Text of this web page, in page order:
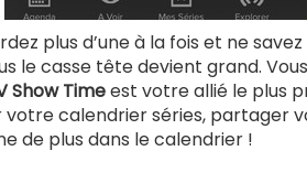
plus d’une à la fois et ne
le casse tête devient grand.
Show Timeest votre allié le plus
votre calendrier séries, partager
de plus dans le calendrier !